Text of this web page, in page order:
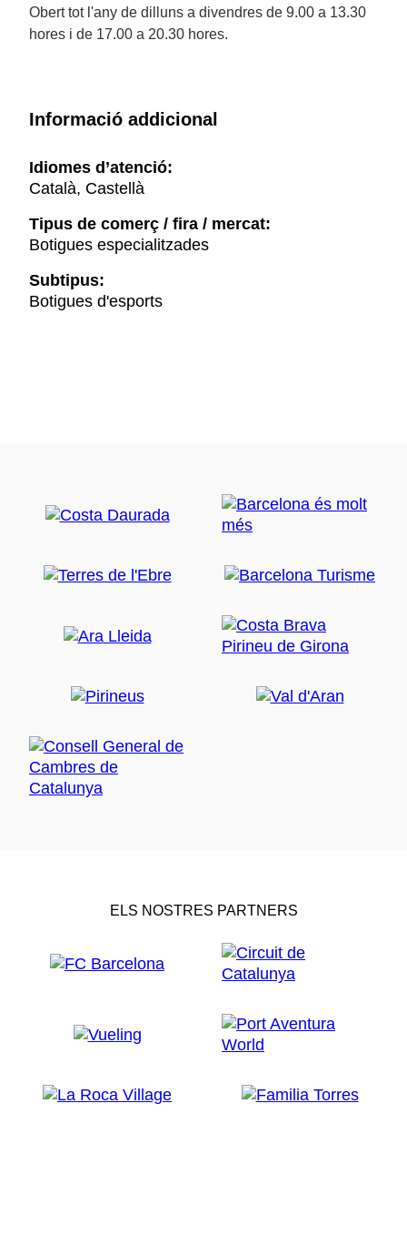
Obert tot l'any de dilluns a divendres de 9.00 a 13.30
hores i de 17.00 a 20.30 hores.
Informació addicional
Idiomes d’atenció:
Català, Castellà
Tipus de comerç / fira / mercat:
Botigues especialitzades
Subtipus:
Botigues d'esports
ELS NOSTRES PARTNERS